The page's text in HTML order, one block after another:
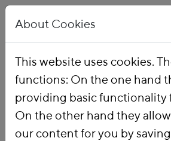
Publications
About Cookies
This website uses cookies.
functions: On the one hand
providing basic functionality
On the other hand they
our content for you by